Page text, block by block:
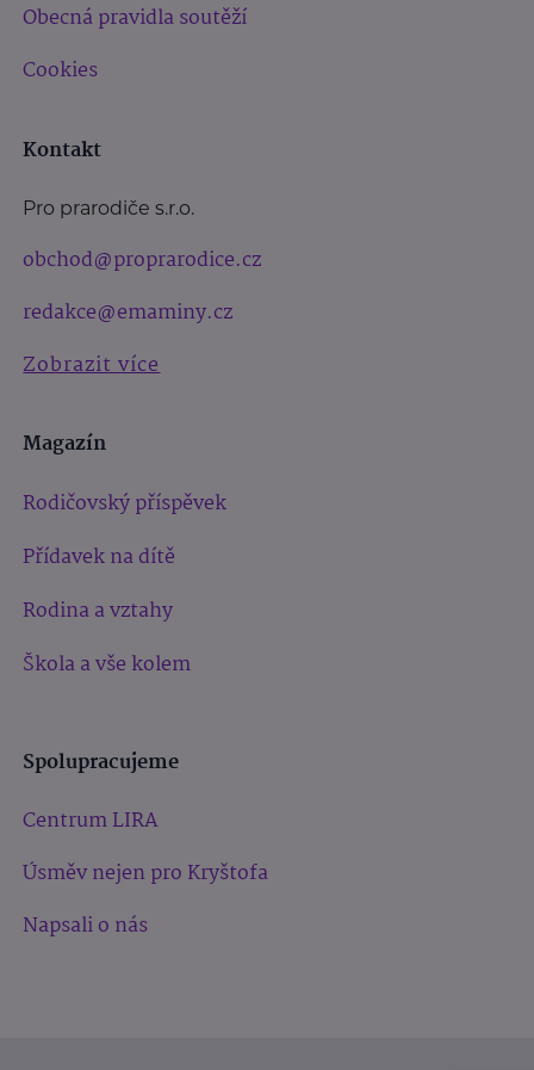
Obecná pravidla soutěží
Cookies
Kontakt
Pro prarodiče s.r.o.
obchod@proprarodice.cz
redakce@emaminy.cz
Zobrazit více
Magazín
Rodičovský příspěvek
Přídavek na dítě
Rodina a vztahy
Škola a vše kolem
Spolupracujeme
Centrum LIRA
Úsměv nejen pro Kryštofa
Napsali o nás